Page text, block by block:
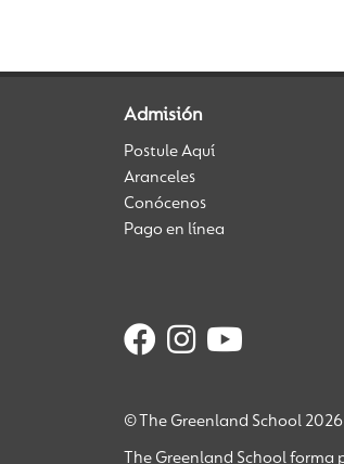
Admisión
Postule Aquí
Aranceles
Conócenos
Pago en línea
© The Greenland School 2026
The Greenland School